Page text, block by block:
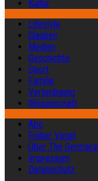
Kultur
Lifestyle
Glauben
Medien
Geschichte
Sport
Familie
Verteidigung
Wissenschaft
Abo
Früher Vogel
Über The Germanz
Impressum
Datenschutz